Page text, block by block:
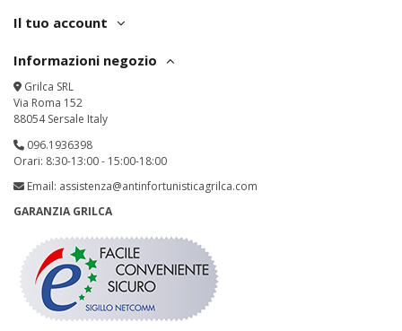
Il tuo account
Informazioni negozio
Grilca SRL
Via Roma 152
88054 Sersale Italy
096.1936398
Orari: 8:30-13:00 - 15:00-18:00
Email: assistenza@antinfortunisticagrilca.com
GARANZIA GRILCA